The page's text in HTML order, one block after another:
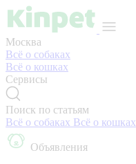
Москва
Всё о собаках
Всё о кошках
Сервисы
Поиск по статьям
Всё о собаках Всё о кошках
Объявления